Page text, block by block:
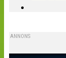
ANNONS